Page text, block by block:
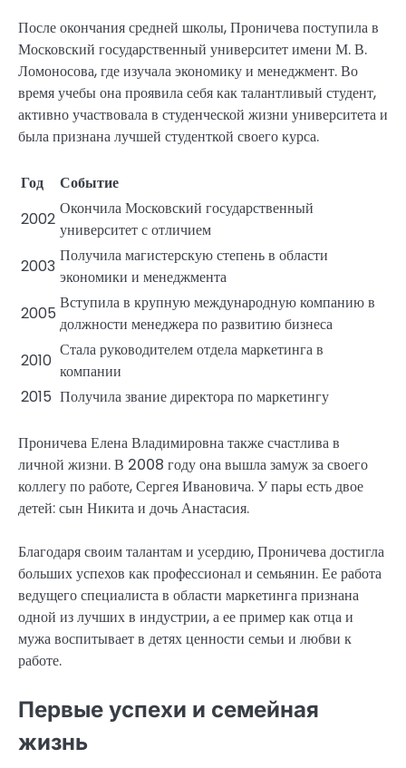
После окончания средней школы, Проничева поступила в
Московский государственный университет имени М. В.
Ломоносова, где изучала экономику и менеджмент. Во
время учебы она проявила себя как талантливый студент,
активно участвовала в студенческой жизни университета и
была признана лучшей студенткой своего курса.
Год
Событие
2002
Окончила Московский государственный
университет с отличием
2003
Получила магистерскую степень в области
экономики и менеджмента
2005
Вступила в крупную международную компанию в
должности менеджера по развитию бизнеса
2010
Стала руководителем отдела маркетинга в
компании
2015 Получила звание директора по маркетингу
Проничева Елена Владимировна также счастлива в
личной жизни. В 2008 году она вышла замуж за своего
коллегу по работе, Сергея Ивановича. У пары есть двое
детей: сын Никита и дочь Анастасия.
Благодаря своим талантам и усердию, Проничева достигла
больших успехов как профессионал и семьянин. Ее работа
ведущего специалиста в области маркетинга признана
одной из лучших в индустрии, а ее пример как отца и
мужа воспитывает в детях ценности семьи и любви к
работе.
Первые успехи и семейная
жизнь